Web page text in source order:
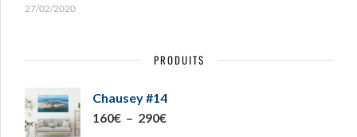
27/02/2020
PRODUITS
Chausey #14
160€ – 290€Plage